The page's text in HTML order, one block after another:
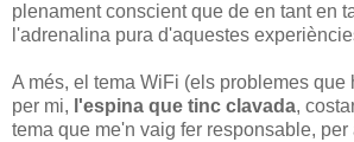
plenament conscient que de en tant en
l'adrenalina pura d'aquestes
A més, el tema WiFi (els problemes que
per mi, l'espina que tinc clavada,
tema que me'n vaig fer responsable, per